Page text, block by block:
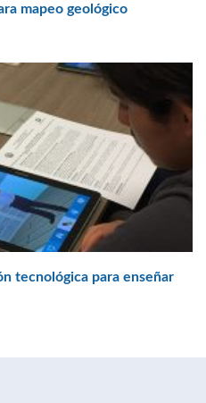
mapeo geológico
tecnológica para enseñar